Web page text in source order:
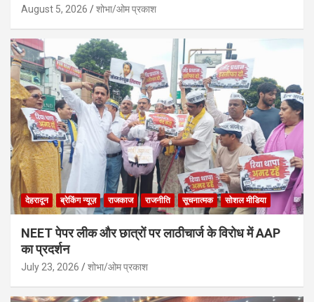
August 5, 2026 शोभा/ओम प्रकाश
देहरादून ब्रेकिंग न्यूज़ राजकाज राजनीति सूचनात्मक सोशल मीडिया
NEET पेपर लीक और छात्रों पर लाठीचार्ज के विरोध में AAP
का प्रदर्शन
July 23, 2026 शोभा/ओम प्रकाश